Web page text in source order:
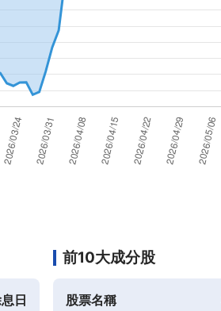
前10大成分股
股票名稱
日